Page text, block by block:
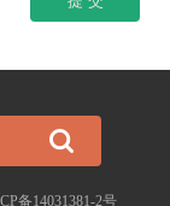
备14031381-2号